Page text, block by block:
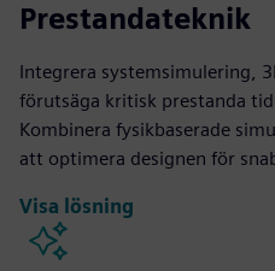
Prestandateknik
Integrera systemsimulering,
förutsäga kritisk prestanda
Kombinera fysikbaserade
att optimera designen för
Visa lösning